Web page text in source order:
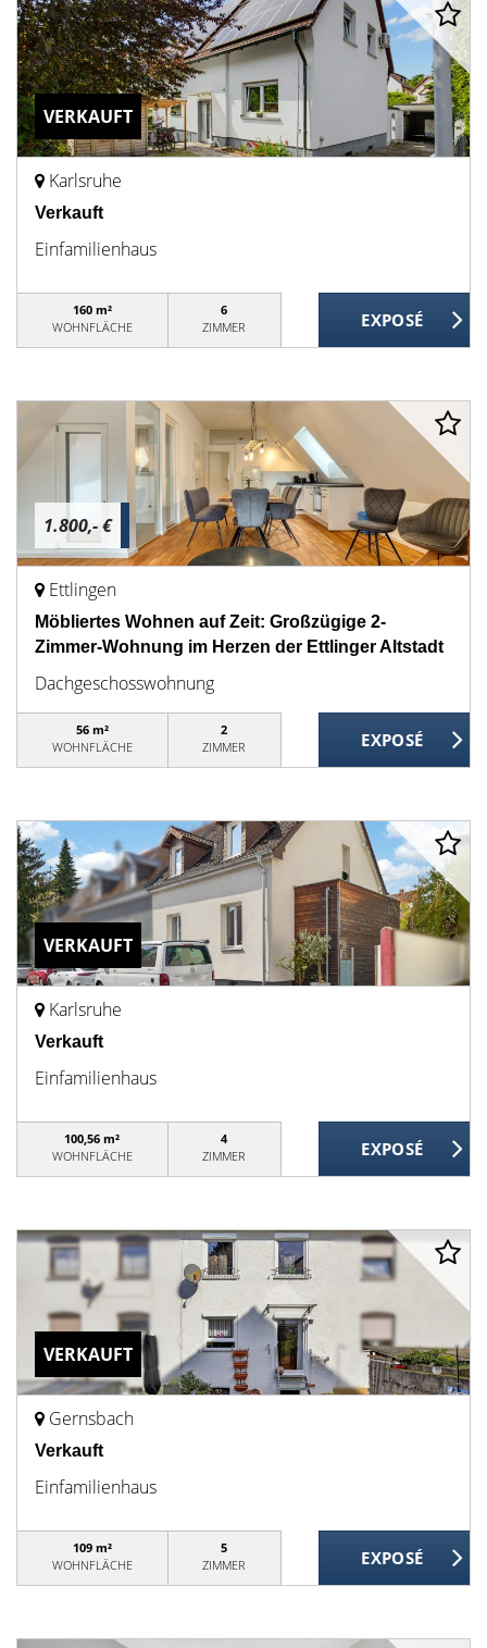
VERKAUFT
Karlsruhe
Verkauft
Einfamilienhaus
160 m²
WOHNFLÄCHE
6
ZIMMER
1.800,- €
Ettlingen
Möbliertes Wohnen auf Zeit: Großzügige 2-
Zimmer-Wohnung im Herzen der Ettlinger Altstadt
Dachgeschosswohnung
56 m²
WOHNFLÄCHE
2
ZIMMER
VERKAUFT
Karlsruhe
Verkauft
Einfamilienhaus
100,56 m²
WOHNFLÄCHE
4
ZIMMER
VERKAUFT
Gernsbach
Verkauft
Einfamilienhaus
109 m²
WOHNFLÄCHE
5
ZIMMER